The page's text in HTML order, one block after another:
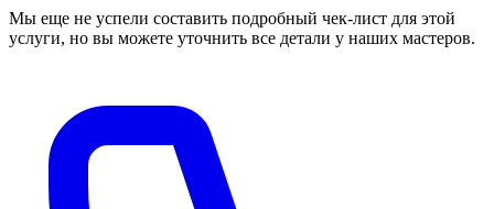
Мы еще не успели составить подробный чек-лист для этой
услуги, но вы можете уточнить все детали у наших мастеров.